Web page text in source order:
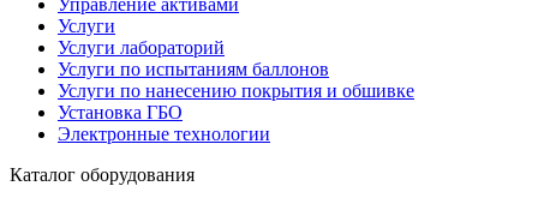
Управление активами
Услуги
Услуги лабораторий
Услуги по испытаниям баллонов
Услуги по нанесению покрытия и обшивке
Установка ГБО
Электронные технологии
Каталог оборудования